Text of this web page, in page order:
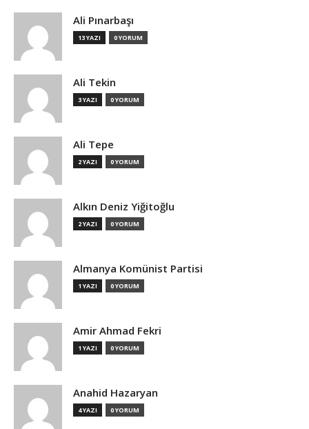
Ali Pınarbaşı
13 YAZI 0 YORUM
Ali Tekin
3 YAZI 0 YORUM
Ali Tepe
2 YAZI 0 YORUM
Alkın Deniz Yiğitoğlu
2 YAZI 0 YORUM
Almanya Komünist Partisi
1 YAZI 0 YORUM
Amir Ahmad Fekri
1 YAZI 0 YORUM
Anahid Hazaryan
4 YAZI 0 YORUM